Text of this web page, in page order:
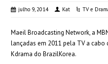
julho 9, 2014 Kat TV e
Maeil Broadcasting Network, a
lançadas em 2011 pela TV a cabo
Kdrama do BrazilKorea.